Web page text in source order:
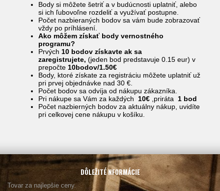
Body si môžete šetriť a v budúcnosti uplatniť, alebo
si ich ľubovoľne rozdeliť a využívať postupne.
Počet nazbieraných bodov sa vám bude zobrazovať
vždy po príhlásení.
Ako môžem získať body vernostného
programu?
Prvých 10 bodov získavte ak sa
zaregistrujete, (jeden bod predstavuje 0.15 eur) v
prepočte 10bodov/1.50€
Body, ktoré získate za registráciu môžete uplatniť už
pri prvej objednávke nad 30 €.
Počet bodov sa odvíja od nákupu zákazníka.
Pri nákupe sa Vám za každých
10€ ,priráta 1 bod
Počet nazbierných bodov za aktuálny nákup, uvidíte
pri celkovej cene nákupu v košíku.
DÔLEŽITÉ NFORMÁCIE
Tovar za najlepšie ceny.